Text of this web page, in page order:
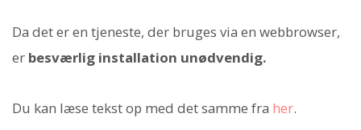
Da det er en tjeneste, der bruges via en webbrowser,
er besværlig installation unødvendig.
Du kan læse tekst op med det samme fra her.